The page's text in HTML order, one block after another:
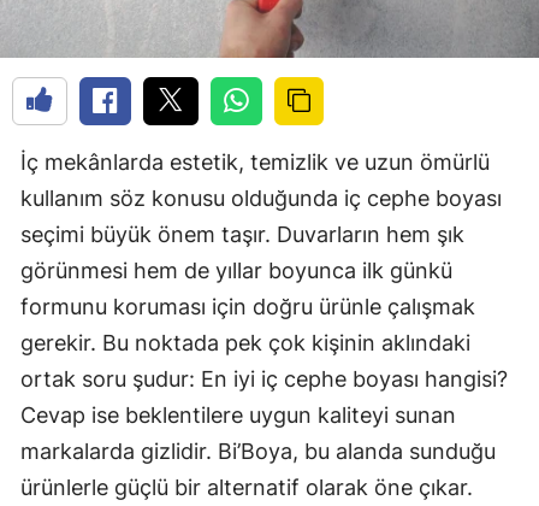
İç mekânlarda estetik, temizlik ve uzun ömürlü
kullanım söz konusu olduğunda iç cephe boyası
seçimi büyük önem taşır. Duvarların hem şık
görünmesi hem de yıllar boyunca ilk günkü
formunu koruması için doğru ürünle çalışmak
gerekir. Bu noktada pek çok kişinin aklındaki
ortak soru şudur: En iyi iç cephe boyası hangisi?
Cevap ise beklentilere uygun kaliteyi sunan
markalarda gizlidir. Bi’Boya, bu alanda sunduğu
ürünlerle güçlü bir alternatif olarak öne çıkar.